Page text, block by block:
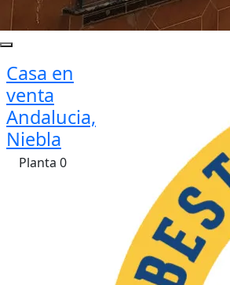
Casa en
venta
Andalucia,
Niebla
Planta 0